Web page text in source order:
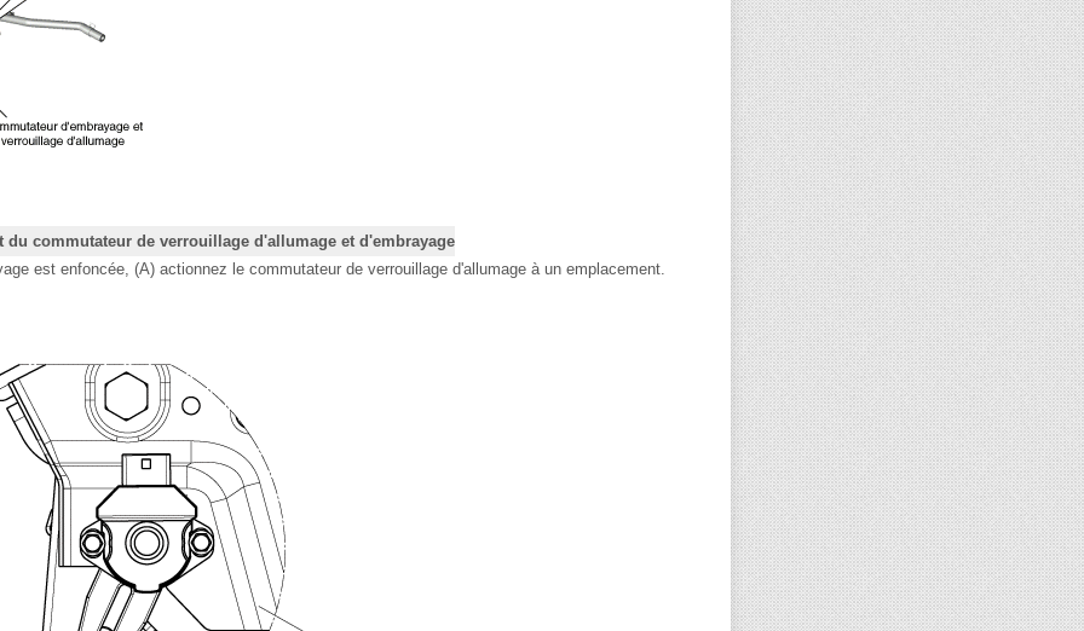
du commutateur de verrouillage d'allumage et d'embrayage
est enfoncée, (A) actionnez le commutateur de verrouillage d'allumage à un emplacement.